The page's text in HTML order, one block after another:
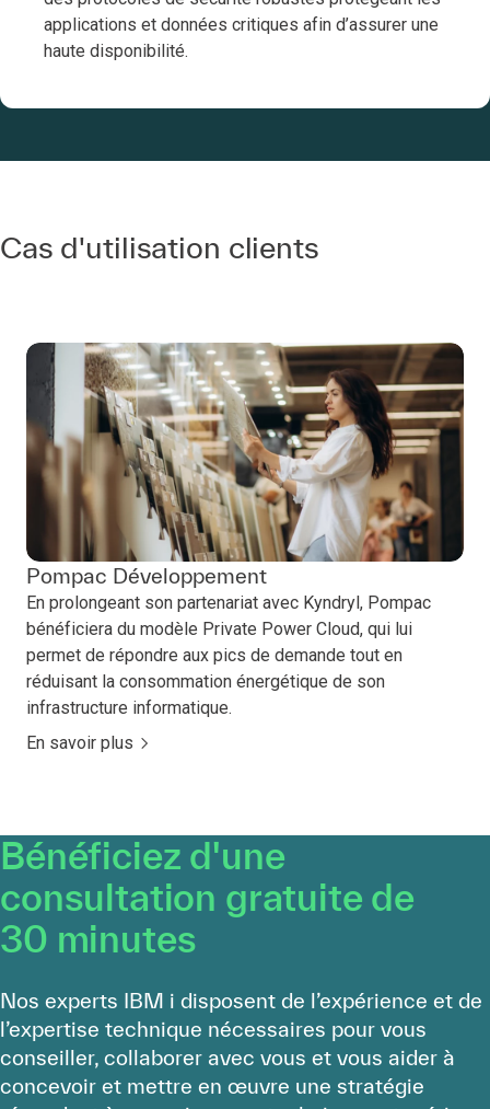
applications et données critiques afin d’assurer une
haute disponibilité.
Cas d'utilisation clients
Pompac Développement
En prolongeant son partenariat avec Kyndryl, Pompac
bénéficiera du modèle Private Power Cloud, qui lui
permet de répondre aux pics de demande tout en
réduisant la consommation énergétique de son
infrastructure informatique.
En savoir plus
Bénéficiez d'une
consultation gratuite de
30 minutes
Nos experts IBM i disposent de l’expérience et de
l’expertise technique nécessaires pour vous
conseiller, collaborer avec vous et vous aider à
concevoir et mettre en œuvre une stratégie